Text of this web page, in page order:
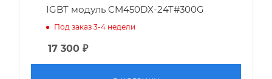
IGBT модуль CM450DX-24T#300G
Под заказ 3-4 недели
17 300 ₽